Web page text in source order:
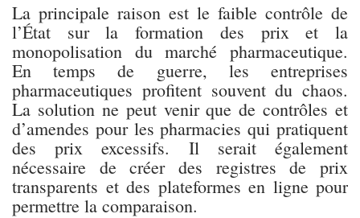
La principale raison est le faible contrôle de
l’État sur la formation des prix et la
monopolisation du marché pharmaceutique.
En temps de guerre, les entreprises
pharmaceutiques profitent souvent du chaos.
La solution ne peut venir que de contrôles et
d’amendes pour les pharmacies qui pratiquent
des prix excessifs. Il serait également
nécessaire de créer des registres de prix
transparents et des plateformes en ligne pour
permettre la comparaison.